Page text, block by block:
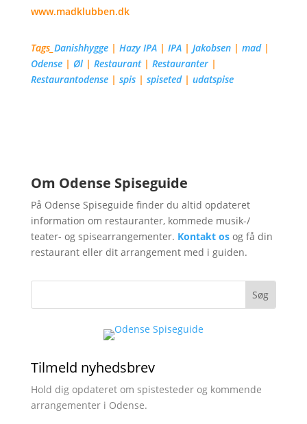
www.madklubben.dk
Tags_ Danishhygge| Hazy IPA| IPA| Jakobsen| mad|
Odense| Øl| Restaurant| Restauranter|
Restaurantodense| spis| spiseted| udatspise
Om Odense Spiseguide
På Odense Spiseguide finder du altid opdateret
information om restauranter, kommede musik-/
teater- og spisearrangementer. Kontakt os og få din
restaurant eller dit arrangement med i guiden.
Tilmeld nyhedsbrev
Hold dig opdateret om spistesteder og kommende
arrangementer i Odense.